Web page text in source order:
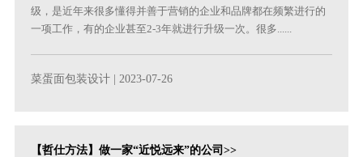
级，是近年来很多懂得并善于营销的企业和品牌都在频繁进行的
一项工作，有的企业甚至2-3年就进行升级一次。很多......
菜蛋面包装设计 | 2023-07-26
【哲仕方法】做一家“近悦远来”的公司>>